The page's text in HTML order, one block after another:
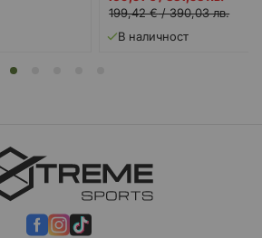
цена
199,42 €/390,03 лв.
В наличност